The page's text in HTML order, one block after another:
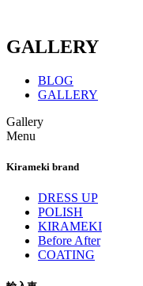
GALLERY
BLOG
GALLERY
Gallery
Menu
Kirameki brand
DRESS UP
POLISH
KIRAMEKI
Before After
COATING